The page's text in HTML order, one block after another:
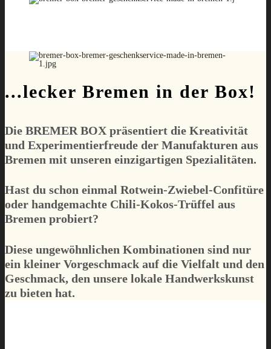
...lecker Bremen in der Box!
Die BREMER BOX präsentiert die Kreativität
und Experimentierfreude der Manufakturen aus
Bremen mit unseren einzigartigen Spezialitäten.
Hast du schon einmal Rotwein-Zwiebel-Confitüre
oder handgemachte Chili-Kokos-Trüffel aus
Bremen probiert?
Diese ungewöhnlichen Kombinationen sind nur
ein kleiner Vorgeschmack auf die Vielfalt und den
Geschmack, den unsere lokale Handwerkskunst
zu bieten hat.